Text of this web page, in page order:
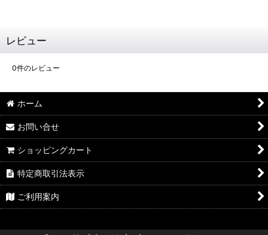
レビュー
0件のレビュー
ホーム
お問い合せ
ショッピングカート
特定商取引法表示
ご利用案内